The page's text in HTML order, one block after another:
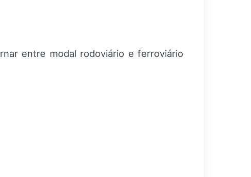
entre modal rodoviário e ferroviário